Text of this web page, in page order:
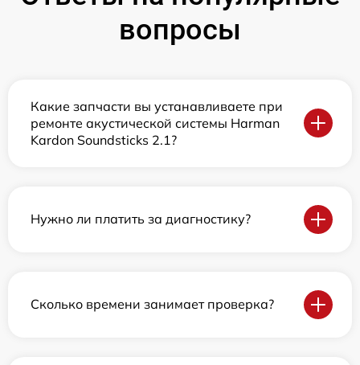
вопросы
Какие запчасти вы устанавливаете при
ремонте акустической системы Harman
Kardon Soundsticks 2.1?
Нужно ли платить за диагностику?
Сколько времени занимает проверка?